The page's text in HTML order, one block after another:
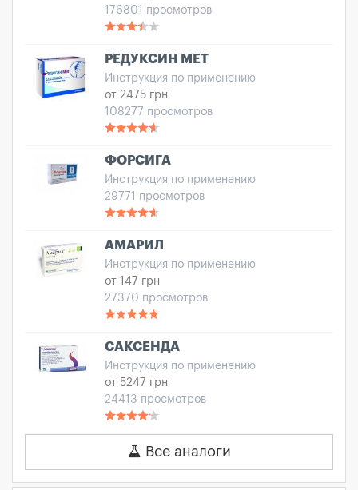
176801 просмотров
РЕДУКСИН МЕТ
Инструкция по применению
от 2475 грн
108277 просмотров
ФОРСИГА
Инструкция по применению
29771 просмотров
АМАРИЛ
Инструкция по применению
от 147 грн
27370 просмотров
САКСЕНДА
Инструкция по применению
от 5247 грн
24413 просмотров
Все аналоги